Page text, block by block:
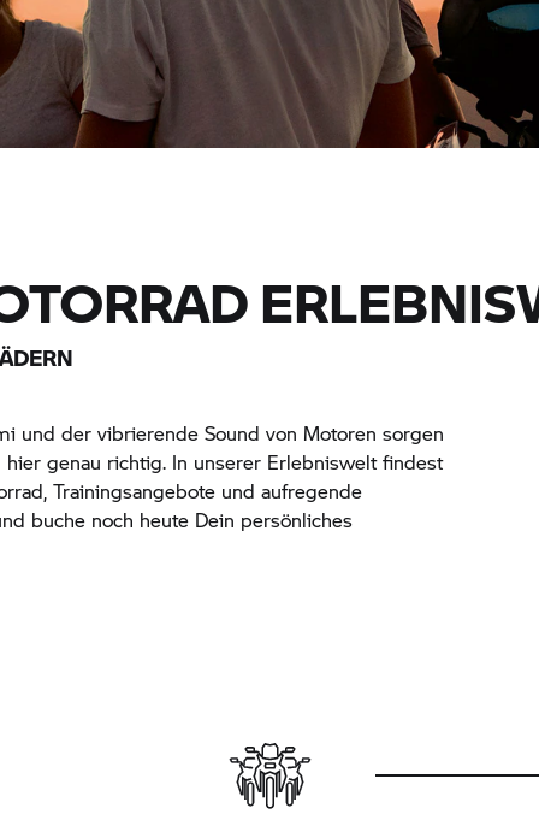
und der vibrierende Sound von Motoren sorgen
genau richtig. In unserer Erlebniswelt findest
Trainingsangebote und aufregende
buche noch heute Dein persönliches